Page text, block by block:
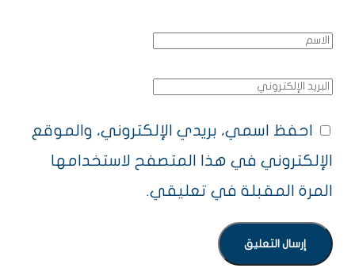
احفظ اسمي، بريدي الإلكتروني، والموقع
الإلكتروني في هذا المتصفح لاستخدامها
المرة المقبلة في تعليقي.